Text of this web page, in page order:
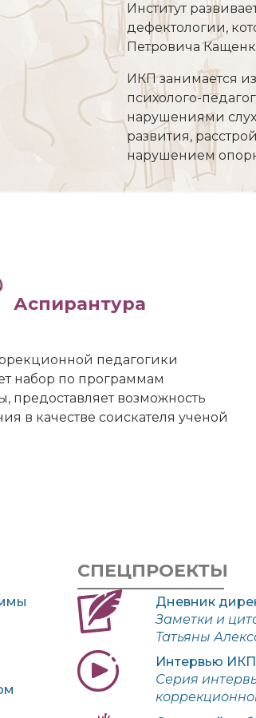
Институт
дефектологии,
Петровича
ИКП занимается
психолого-
нарушениями
развития,
нарушением
Аспирантура
педагогики
набор по программам
предоставляет возможность
в качестве соискателя ученой
СПЕЦПРОЕКТЫ
Дневник
Заметки и
Татьяны
Интервью ИКП
Серия